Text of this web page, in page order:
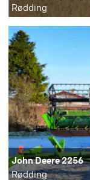
Rødding
John Deere 2256
Rødding